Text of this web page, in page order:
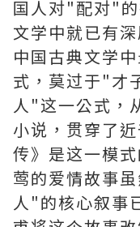
国人对"配对"
文学中就已有
中国古典文学
式，莫过于"才
人"这一公式，
小说，贯穿了
传》是这一模
莺的爱情故事
人"的核心叙事